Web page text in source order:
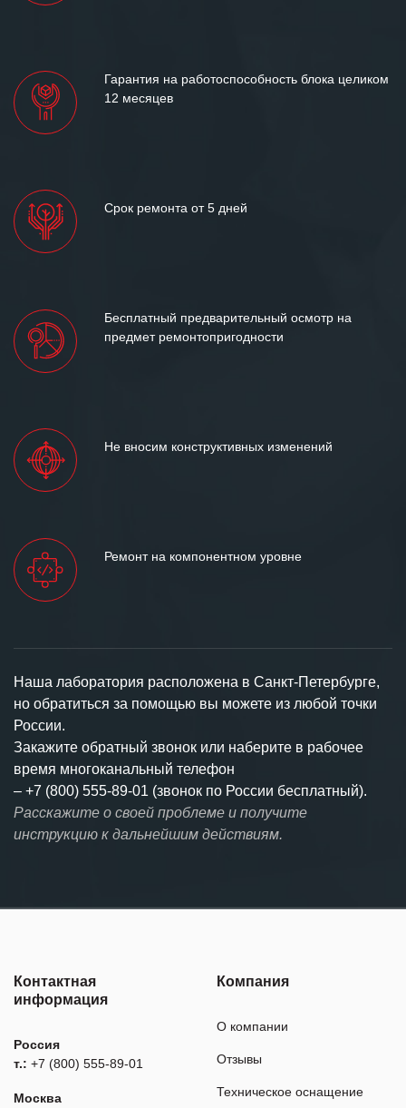
Гарантия на работоспособность блока целиком
12 месяцев
Срок ремонта от 5 дней
Бесплатный предварительный осмотр на
предмет ремонтопригодности
Не вносим конструктивных изменений
Ремонт на компонентном уровне
Наша лаборатория расположена в Санкт-Петербурге,
но обратиться за помощью вы можете из любой точки
России.
Закажите обратный звонок или наберите в рабочее
время многоканальный телефон
– +7 (800) 555-89-01 (звонок по России бесплатный).
Расскажите о своей проблеме и получите
инструкцию к дальнейшим действиям.
Контактная
информация
Россия
т.: +7 (800) 555-89-01
Москва
Компания
О компании
Отзывы
Техническое оснащение